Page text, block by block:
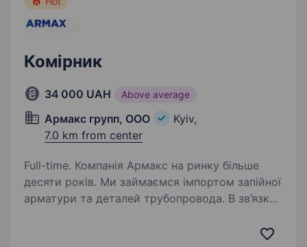
Комірник
34 000 UAH Above average
Армакс групп, ООО
Kyiv,
7.0 km from center
Full-time. Компанія Армакс на ринку більше
десяти років. Ми займаємся імпортом запійної
арматури та деталей трубопровода. В зв’язку